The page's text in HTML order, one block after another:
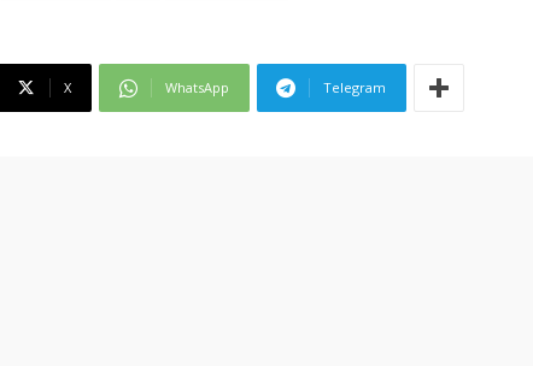
X WhatsApp Telegram